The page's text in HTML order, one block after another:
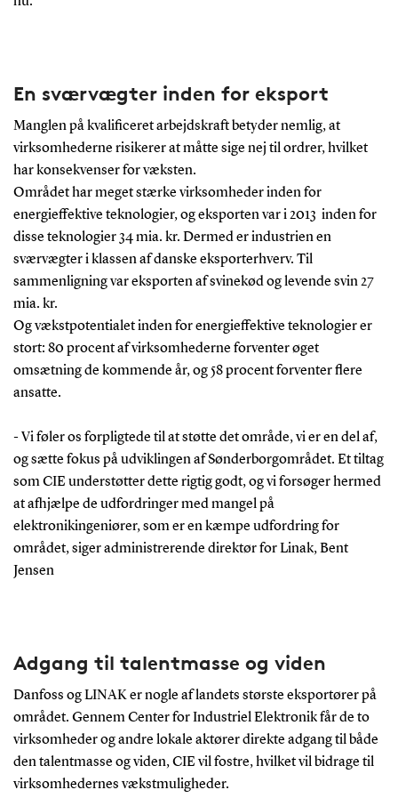
En sværvægter inden for eksport
Manglen på kvalificeret arbejdskraft betyder nemlig, at
virksomhederne risikerer at måtte sige nej til ordrer, hvilket
har konsekvenser for væksten.
Området har meget stærke virksomheder inden for
energieffektive teknologier, og eksporten var i 2013 inden for
disse teknologier 34 mia. kr. Dermed er industrien en
sværvægter i klassen af danske eksporterhverv. Til
sammenligning var eksporten af svinekød og levende svin 27
mia. kr.
Og vækstpotentialet inden for energieffektive teknologier er
stort: 80 procent af virksomhederne forventer øget
omsætning de kommende år, og 58 procent forventer flere
ansatte.
- Vi føler os forpligtede til at støtte det område, vi er en del af,
og sætte fokus på udviklingen af Sønderborgområdet. Et tiltag
som CIE understøtter dette rigtig godt, og vi forsøger hermed
at afhjælpe de udfordringer med mangel på
elektronikingeniører, som er en kæmpe udfordring for
området, siger administrerende direktør for Linak, Bent
Jensen
Adgang til talentmasse og viden
Danfoss og LINAK er nogle af landets største eksportører på
området. Gennem Center for Industriel Elektronik får de to
virksomheder og andre lokale aktører direkte adgang til både
den talentmasse og viden, CIE vil fostre, hvilket vil bidrage til
virksomhedernes vækstmuligheder.